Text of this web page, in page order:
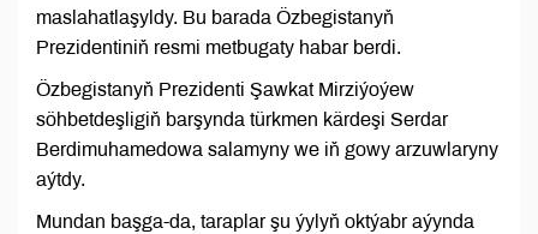
maslahatlaşyldy. Bu barada Özbegistanyň
Prezidentiniň resmi metbugaty habar berdi.
Özbegistanyň Prezidenti Şawkat Mirziýoýew
söhbetdeşligiň barşynda türkmen kärdeşi Serdar
Berdimuhamedowa salamyny we iň gowy arzuwlaryny
aýtdy.
Mundan başga-da, taraplar şu ýylyň oktýabr aýynda